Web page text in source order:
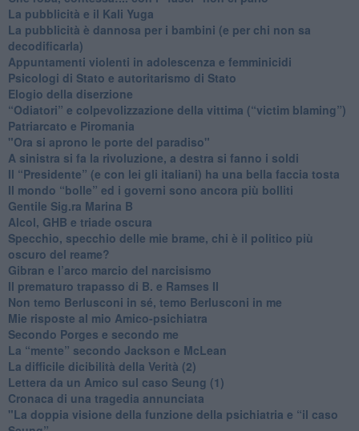
La pubblicità e il Kali Yuga
​La pubblicità è dannosa per i bambini (e per chi non sa
decodificarla)
​Appuntamenti violenti in adolescenza e femminicidi
​Psicologi di Stato e autoritarismo di Stato
Elogio della diserzione
“Odiatori” e colpevolizzazione della vittima (“victim blaming”)
​Patriarcato e Piromania
"Ora si aprono le porte del paradiso"
​A sinistra si fa la rivoluzione, a destra si fanno i soldi
​Il “Presidente” (e con lei gli italiani) ha una bella faccia tosta
​Il mondo “bolle” ed i governi sono ancora più bolliti
​Gentile Sig.ra Marina B
​Alcol, GHB e triade oscura
​Specchio, specchio delle mie brame, chi è il politico più
oscuro del reame?
​Gibran e l’arco marcio del narcisismo
​Il prematuro trapasso di B. e Ramses II
​Non temo Berlusconi in sé, temo Berlusconi in me
​Mie risposte al mio Amico-psichiatra
​Secondo Porges e secondo me
​La “mente” secondo Jackson e McLean
La difficile dicibilità della Verità (2)
​Lettera da un Amico sul caso Seung (1)
​Cronaca di una tragedia annunciata
"​La doppia visione della funzione della psichiatria e “il caso